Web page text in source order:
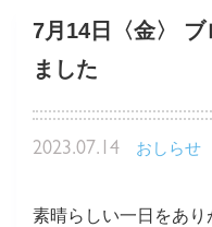
7月14日〈金〉
ました
2023.07.14 おしらせ
素晴らしい一日をあり